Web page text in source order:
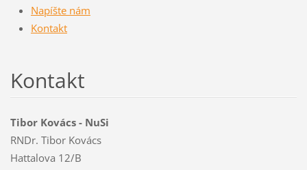
Napíšte nám
Kontakt
Kontakt
Tibor Kovács - NuSi
RNDr. Tibor Kovács
Hattalova 12/B